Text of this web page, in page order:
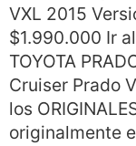
VXL 2015
$1.990.000 Ir
TOYOTA
Cruiser Prado
los
originalmente